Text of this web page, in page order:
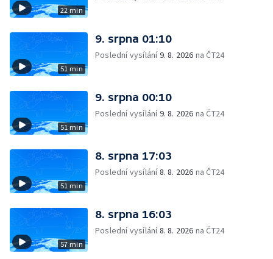
22 min
51 min
9. srpna 01:10
Poslední vysílání9. 8. 2026 na ČT24
51 min
9. srpna 00:10
Poslední vysílání9. 8. 2026 na ČT24
51 min
8. srpna 17:03
Poslední vysílání8. 8. 2026 na ČT24
57 min
8. srpna 16:03
Poslední vysílání8. 8. 2026 na ČT24